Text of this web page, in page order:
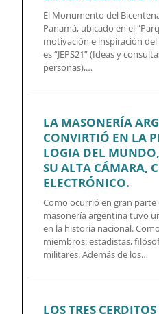
El Monumento del
Panamá, ubicado en el
motivación e inspiración
es “JEPS21” (Ideas y
personas),…
LA MASONERÍA
CONVIRTIÓ EN LA
LOGIA DEL
SU ALTA CÁMARA,
ELECTRÓNICO.
Como ocurrió en gran parte
masonería argentina tuvo
en la historia nacional.
miembros: estadistas,
militares. Además de los…
LOS TRES CERDITOS